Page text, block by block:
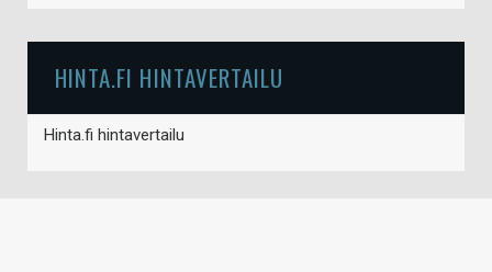
HINTA.FI HINTAVERTAILU
Hinta.fi hintavertailu